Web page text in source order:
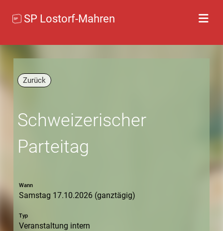
SP Lostorf-Mahren
Zurück
Schweizerischer
Parteitag
Wann
Samstag 17.10.2026 (ganztägig)
Typ
Veranstaltung intern